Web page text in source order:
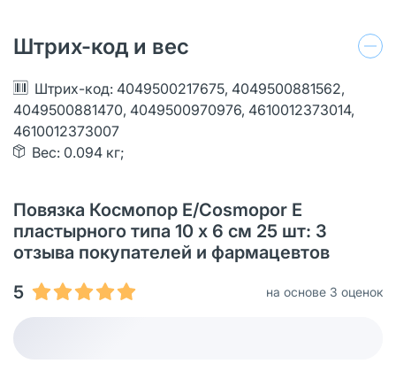
Штрих-код и вес
Штрих-код: 4049500217675, 4049500881562,
4049500881470, 4049500970976, 4610012373014,
4610012373007
Вес: 0.094 кг;
Повязка Космопор Е/Cosmopor Е
пластырного типа 10 х 6 см 25 шт: 3
отзыва покупателей и фармацевтов
5
на основе 3 оценок